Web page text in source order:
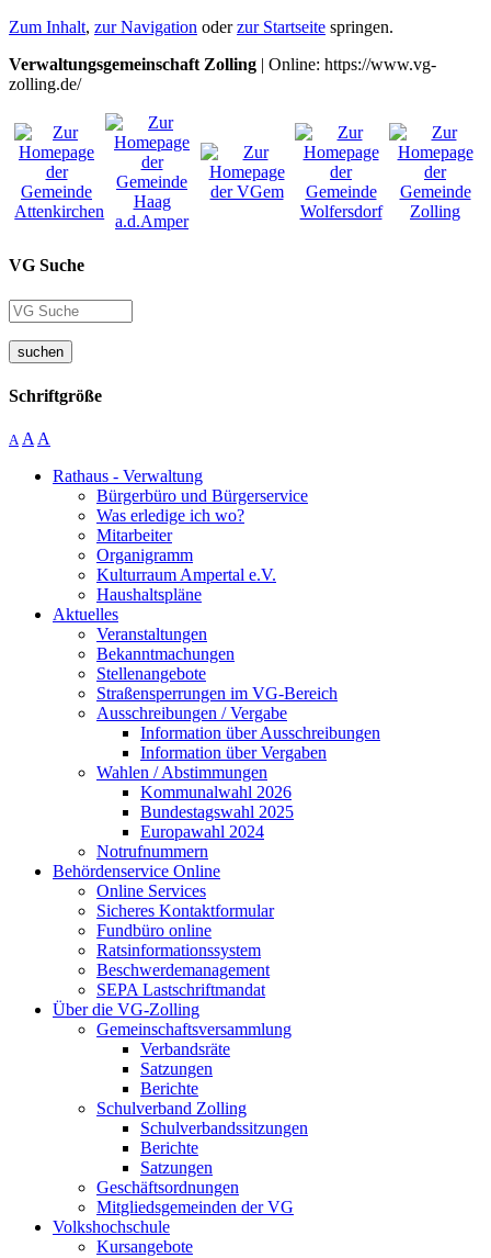
Zum Inhalt, zur Navigation oderzur Startseite springen.
Verwaltungsgemeinschaft Zolling | Online: https://www.vg-
zolling.de/
VG Suche
suchen
Schriftgröße
A A A
Rathaus - Verwaltung
Bürgerbüro und Bürgerservice
Was erledige ich wo?
Mitarbeiter
Organigramm
Kulturraum Ampertal e.V.
Haushaltspläne
Aktuelles
Veranstaltungen
Bekanntmachungen
Stellenangebote
Straßensperrungen im VG-Bereich
Ausschreibungen / Vergabe
Information über Ausschreibungen
Information über Vergaben
Wahlen / Abstimmungen
Kommunalwahl 2026
Bundestagswahl 2025
Europawahl 2024
Notrufnummern
Behördenservice Online
Online Services
Sicheres Kontaktformular
Fundbüro online
Ratsinformationssystem
Beschwerdemanagement
SEPA Lastschriftmandat
Über die VG-Zolling
Gemeinschaftsversammlung
Verbandsräte
Satzungen
Berichte
Schulverband Zolling
Schulverbandssitzungen
Berichte
Satzungen
Geschäftsordnungen
Mitgliedsgemeinden der VG
Volkshochschule
Kursangebote